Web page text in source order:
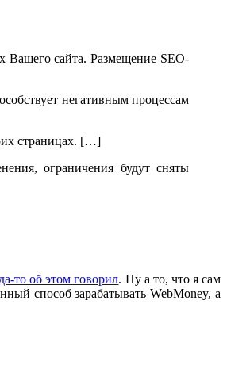
Вашего сайта. Размещение SEO-
негативным процессам
страницах. […]
ограничения будут сняты
то об этом говорил. Ну а то, что я сам
способ зарабатывать WebMoney, а